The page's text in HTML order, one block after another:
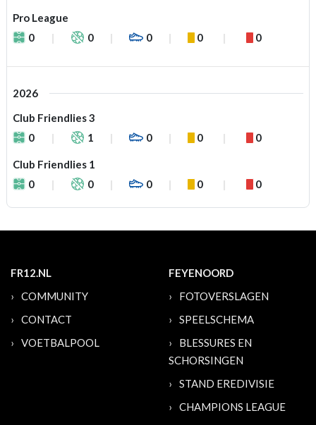
Pro League
0
0 0 0 0
2026
Club Friendlies 3
0
1 0 0 0
Club Friendlies 1
0
0 0 0 0
FR12.NL
COMMUNITY
CONTACT
VOETBALPOOL
FEYENOORD
FOTOVERSLAGEN
SPEELSCHEMA
BLESSURES EN
SCHORSINGEN
STAND EREDIVISIE
CHAMPIONS LEAGUE